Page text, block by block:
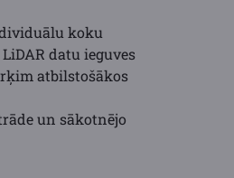
koku
datu ieguves
atbilstošākos
un sākotnējo